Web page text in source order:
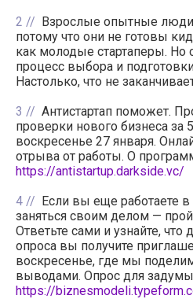
2
Взрослые опытные
потому что они не готовы
как молодые стартаперы. Но
процесс выбора и
Настолько, что не
3
Антистартап поможет.
проверки нового бизнеса за
воскресенье 27 января.
отрыва от работы. О
https://antistartup.darkside.vc/
4
Если вы еще работаете в
заняться своим делом —
Ответьте сами и узнайте,
опроса вы получите
воскресенье, где мы
выводами. Опрос для
https://